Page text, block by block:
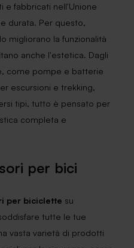
e fabbricati nell'Unione
durata. Per questo,
migliorano la funzionalità
anche l'estetica. Dagli
come pompe e batterie
escursioni e trekking,
tipi, tutto è pensato per
completa e
per bici
per biciclette su
tutte le tue
vasta varietà di prodotti